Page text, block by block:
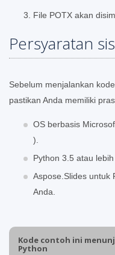
File POTX akan
Persyaratan
Sebelum menjalankan
pastikan Anda memiliki
OS berbasis
).
Python 3.5 atau
Aspose.Slides untuk
Anda.
Kode contoh ini
Python